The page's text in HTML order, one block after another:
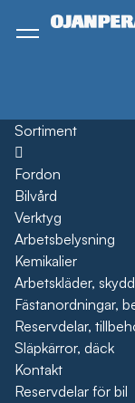
Meny
Sortiment
Öppna
Fordon
Bilvård
Verktyg
Arbetsbelysning
Kemikalier
Arbetskläder,
Fästanordningar,
Reservdelar,
Släpkärror, däck
Kontakt
Reservdelar för bil